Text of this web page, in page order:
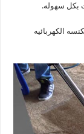
بكل سهوله.
الكهربائيه